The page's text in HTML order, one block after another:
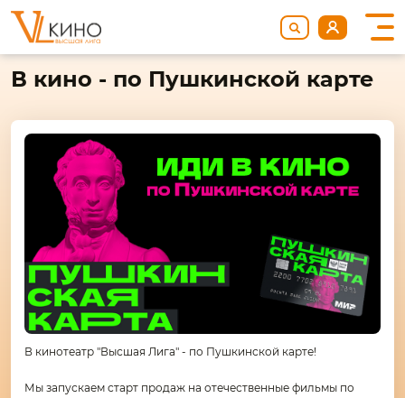
В кино - по Пушкинской карте
В кинотеатр "Высшая Лига" - по Пушкинской карте!
Мы запускаем старт продаж на отечественные фильмы по